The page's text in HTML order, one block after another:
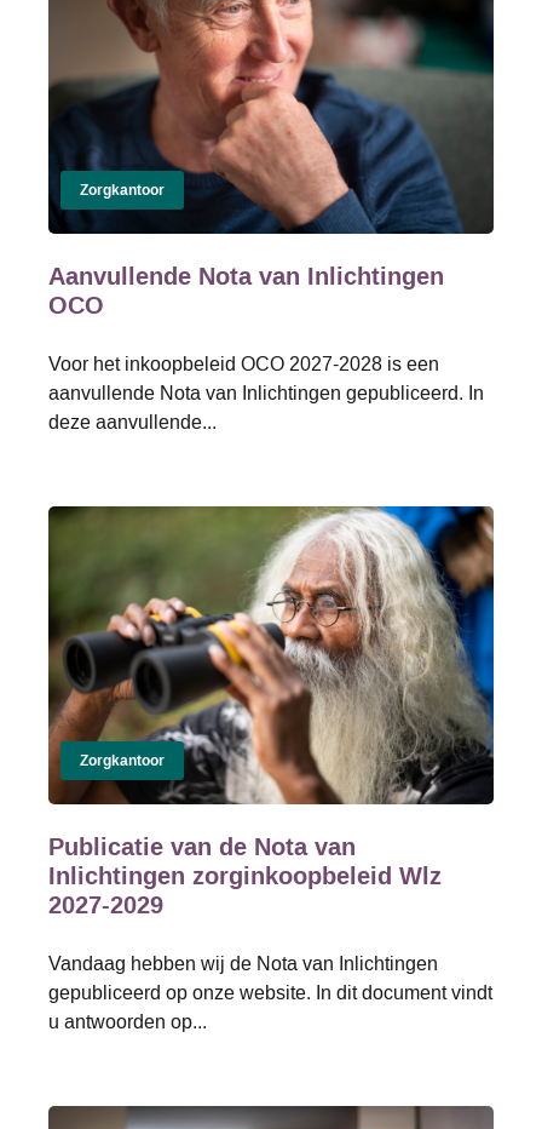
Zorgkantoor
Aanvullende Nota van Inlichtingen
OCO
Voor het inkoopbeleid OCO 2027-2028 is een
aanvullende Nota van Inlichtingen gepubliceerd. In
deze aanvullende...
Zorgkantoor
Publicatie van de Nota van
Inlichtingen zorginkoopbeleid Wlz
2027-2029
Vandaag hebben wij de Nota van Inlichtingen
gepubliceerd op onze website. In dit document vindt
u antwoorden op...